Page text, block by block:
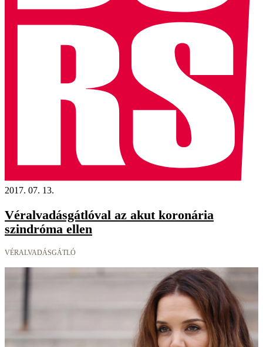
2017. 07. 13.
Véralvadásgátlóval az akut koronária
szindróma ellen
VÉRALVADÁSGÁTLÓ